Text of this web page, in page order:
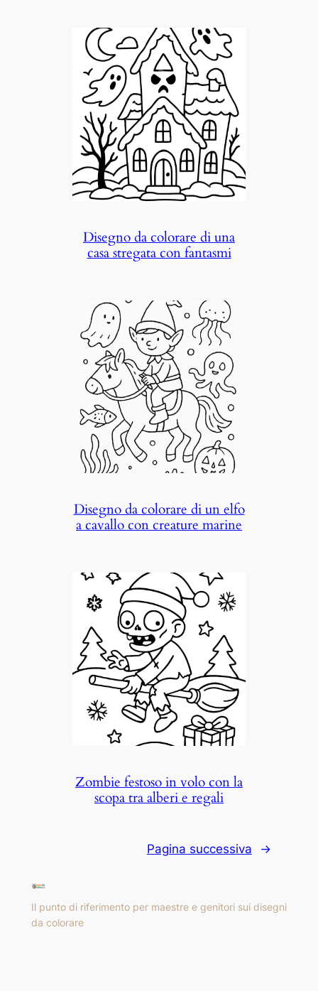
Disegno da colorare di una
casa stregata con fantasmi
Disegno da colorare di un elfo
a cavallo con creature marine
Zombie festoso in volo con la
scopa tra alberi e regali
Pagina successiva →
Il punto di riferimento per maestre e genitori sui disegni
da colorare